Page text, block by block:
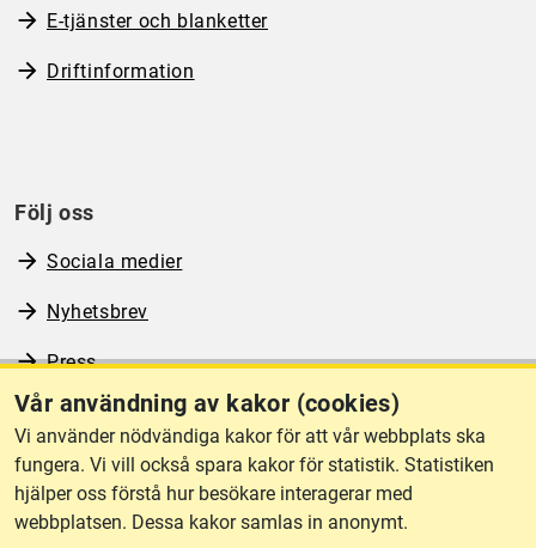
Vår användning av kakor (cookies)
Vi använder nödvändiga kakor för att vår webbplats ska
fungera. Vi vill också spara kakor för statistik. Statistiken
hjälper oss förstå hur besökare interagerar med
webbplatsen. Dessa kakor samlas in anonymt.
E-tjänster och blanketter
Driftinformation
Följ oss
Sociala medier
Nyhetsbrev
Press
RSS
Om webbplatsen